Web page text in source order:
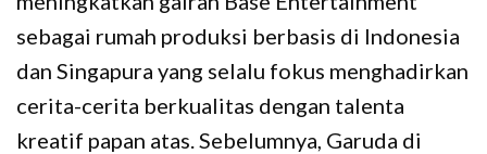
sebagai rumah produksi berbasis di Indonesia
dan Singapura yang selalu fokus menghadirkan
cerita-cerita berkualitas dengan talenta
kreatif papan atas. Sebelumnya, Garuda di